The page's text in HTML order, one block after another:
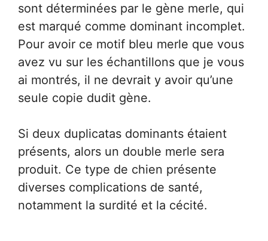
sont déterminées par le gène merle, qui
est marqué comme dominant incomplet.
Pour avoir ce motif bleu merle que vous
avez vu sur les échantillons que je vous
ai montrés, il ne devrait y avoir qu’une
seule copie dudit gène.
Si deux duplicatas dominants étaient
présents, alors un double merle sera
produit. Ce type de chien présente
diverses complications de santé,
notamment la surdité et la cécité.